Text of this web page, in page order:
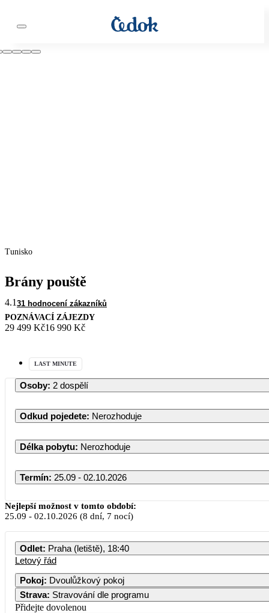
Tunisko
Brány pouště
4.1 31 hodnocení zákazníků
POZNÁVACÍ ZÁJEZDY
29 499 Kč16 990 Kč
LAST MINUTE
Osoby: 2 dospělí
Odkud pojedete: Nerozhoduje
Délka pobytu: Nerozhoduje
Termín: 25.09 - 02.10.2026
Nejlepší možnost v tomto období:
25.09 - 02.10.2026 (8 dní, 7 nocí)
Odlet: Praha (letiště), 18:40
Letový řád
Pokoj: Dvoulůžkový pokoj
Strava: Stravování dle programu
Přidejte dovolenou